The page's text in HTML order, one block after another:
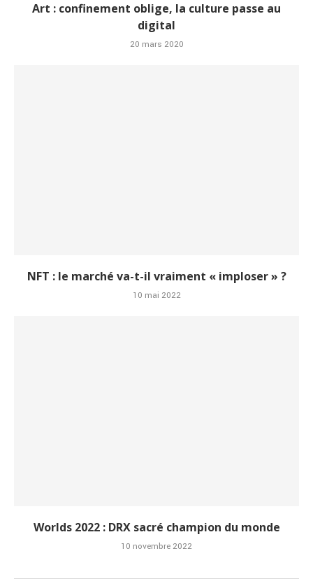
Art : confinement oblige, la culture passe au
digital
20 mars 2020
NFT : le marché va-t-il vraiment « imploser » ?
10 mai 2022
Worlds 2022 : DRX sacré champion du monde
10 novembre 2022